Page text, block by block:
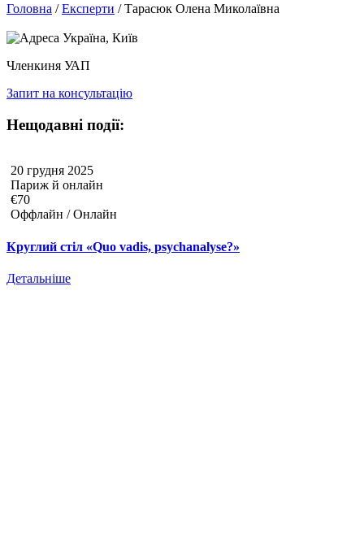
Головна /Експерти /Тарасюк Олена Миколаївна
Україна, Київ
Членкиня УАП
Запит на консультацію
Нещодавні події:
20 грудня 2025
Париж й онлайн
€70
Оффлайн / Онлайн
Круглий стіл «Quo vadis, psychanalyse?»
Детальніше